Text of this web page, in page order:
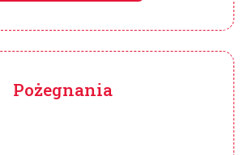
Pożegnania